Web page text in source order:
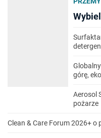
górę,
Aerosol
pożarze
Clean & Care Forum 2026+ o